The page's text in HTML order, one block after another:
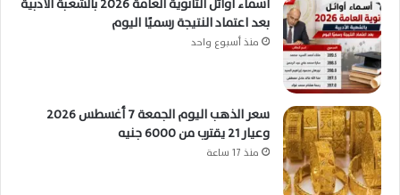
بعد اعتماد النتيجة رسميًا اليوم
منذ أسبوع واحد
سعر الذهب اليوم الجمعة 7 أغسطس 2026
وعيار 21 يقترب من 6000 جنيه
منذ 17 ساعة